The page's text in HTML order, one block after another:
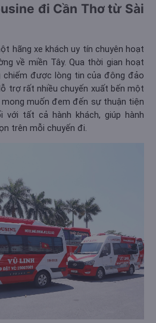
đi Cần Thơ từ Sài
hãng xe khách uy tín chuyên hoạt
về miền Tây. Qua thời gian hoạt
chiếm được lòng tin của đông đảo
trợ rất nhiều chuyến xuất bến một
mong muốn đem đến sự thuận tiện
với tất cả hành khách, giúp hành
trên mỗi chuyến đi.